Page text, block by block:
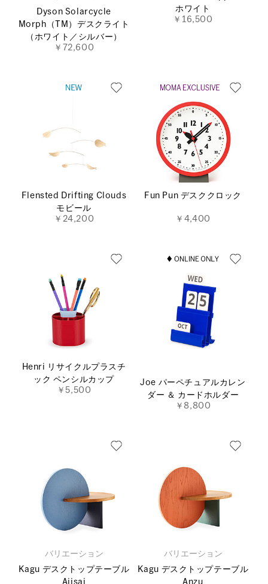
Dyson Solarcycle
Morph（TM）デスクライト
（ホワイト／シルバー）
￥72,600
ホワイト
￥16,500
Flensted Drifting Clouds
モビール
￥24,200
Fun Pun デスククロック
￥4,400
Henri リサイクルプラスチ
ック ペンシルカップ
￥5,500
Joe パーペチュアルカレン
ダー ＆ カードホルダー
￥8,800
バリエーション
Kagu デスクトップテーブル
バリエーション
Kagu デスクトップテーブル